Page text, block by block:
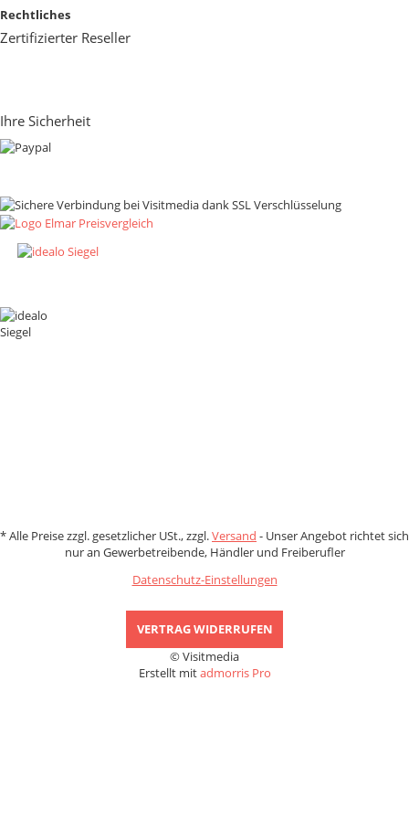
Rechtliches
Zertifizierter Reseller
Ihre Sicherheit
*Alle Preise zzgl. gesetzlicher USt., zzgl.Versand - Unser Angebot richtet sich
nur an Gewerbetreibende, Händler und Freiberufler
Datenschutz-Einstellungen
VERTRAG WIDERRUFEN
© Visitmedia
Erstellt mitadmorris Pro